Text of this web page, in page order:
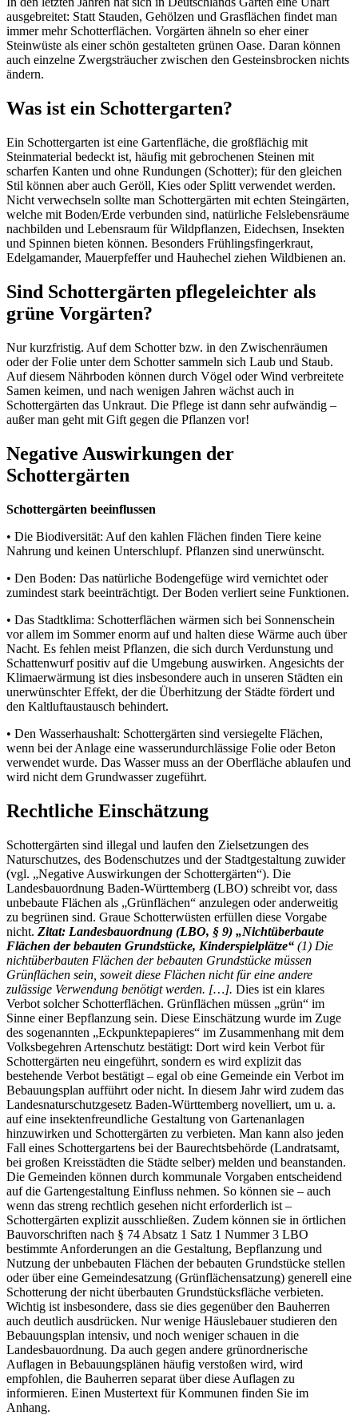
ausgebreitet: Statt Stauden, Gehölzen und Grasflächen findet man
immer mehr Schotterflächen. Vorgärten ähneln so eher einer
Steinwüste als einer schön gestalteten grünen Oase. Daran können
auch einzelne Zwergsträucher zwischen den Gesteinsbrocken nichts
ändern.
Was ist ein Schottergarten?
Ein Schottergarten ist eine Gartenfläche, die großflächig mit
Steinmaterial bedeckt ist, häufig mit gebrochenen Steinen mit
scharfen Kanten und ohne Rundungen (Schotter); für den gleichen
Stil können aber auch Geröll, Kies oder Splitt verwendet werden.
Nicht verwechseln sollte man Schottergärten mit echten Steingärten,
welche mit Boden/Erde verbunden sind, natürliche Felslebensräume
nachbilden und Lebensraum für Wildpflanzen, Eidechsen, Insekten
und Spinnen bieten können. Besonders Frühlingsfingerkraut,
Edelgamander, Mauerpfeffer und Hauhechel ziehen Wildbienen an.
Sind Schottergärten pflegeleichter als
grüne Vorgärten?
Nur kurzfristig. Auf dem Schotter bzw. in den Zwischenräumen
oder der Folie unter dem Schotter sammeln sich Laub und Staub.
Auf diesem Nährboden können durch Vögel oder Wind verbreitete
Samen keimen, und nach wenigen Jahren wächst auch in
Schottergärten das Unkraut. Die Pflege ist dann sehr aufwändig –
außer man geht mit Gift gegen die Pflanzen vor!
Negative Auswirkungen der
Schottergärten
Schottergärten beeinflussen
• Die Biodiversität: Auf den kahlen Flächen finden Tiere keine
Nahrung und keinen Unterschlupf. Pflanzen sind unerwünscht.
• Den Boden: Das natürliche Bodengefüge wird vernichtet oder
zumindest stark beeinträchtigt. Der Boden verliert seine Funktionen.
• Das Stadtklima: Schotterflächen wärmen sich bei Sonnenschein
vor allem im Sommer enorm auf und halten diese Wärme auch über
Nacht. Es fehlen meist Pflanzen, die sich durch Verdunstung und
Schattenwurf positiv auf die Umgebung auswirken. Angesichts der
Klimaerwärmung ist dies insbesondere auch in unseren Städten ein
unerwünschter Effekt, der die Überhitzung der Städte fördert und
den Kaltluftaustausch behindert.
• Den Wasserhaushalt: Schottergärten sind versiegelte Flächen,
wenn bei der Anlage eine wasserundurchlässige Folie oder Beton
verwendet wurde. Das Wasser muss an der Oberfläche ablaufen und
wird nicht dem Grundwasser zugeführt.
Rechtliche Einschätzung
Schottergärten sind illegal und laufen den Zielsetzungen des
Naturschutzes, des Bodenschutzes und der Stadtgestaltung zuwider
(vgl. „Negative Auswirkungen der Schottergärten“). Die
Landesbauordnung Baden-Württemberg (LBO) schreibt vor, dass
unbebaute Flächen als „Grünflächen“ anzulegen oder anderweitig
zu begrünen sind. Graue Schotterwüsten erfüllen diese Vorgabe
nicht. Zitat: Landesbauordnung (LBO, § 9) „Nichtüberbaute
Flächen der bebauten Grundstücke, Kinderspielplätze“ (1) Die
nichtüberbauten Flächen der bebauten Grundstücke müssen
Grünflächen sein, soweit diese Flächen nicht für eine andere
zulässige Verwendung benötigt werden. […]. Dies ist ein klares
Verbot solcher Schotterflächen. Grünflächen müssen „grün“ im
Sinne einer Bepflanzung sein. Diese Einschätzung wurde im Zuge
des sogenannten „Eckpunktepapieres“ im Zusammenhang mit dem
Volksbegehren Artenschutz bestätigt: Dort wird kein Verbot für
Schottergärten neu eingeführt, sondern es wird explizit das
bestehende Verbot bestätigt – egal ob eine Gemeinde ein Verbot im
Bebauungsplan aufführt oder nicht. In diesem Jahr wird zudem das
Landesnaturschutzgesetz Baden-Württemberg novelliert, um u. a.
auf eine insektenfreundliche Gestaltung von Gartenanlagen
hinzuwirken und Schottergärten zu verbieten. Man kann also jeden
Fall eines Schottergartens bei der Baurechtsbehörde (Landratsamt,
bei großen Kreisstädten die Städte selber) melden und beanstanden.
Die Gemeinden können durch kommunale Vorgaben entscheidend
auf die Gartengestaltung Einfluss nehmen. So können sie – auch
wenn das streng rechtlich gesehen nicht erforderlich ist –
Schottergärten explizit ausschließen. Zudem können sie in örtlichen
Bauvorschriften nach § 74 Absatz 1 Satz 1 Nummer 3 LBO
bestimmte Anforderungen an die Gestaltung, Bepflanzung und
Nutzung der unbebauten Flächen der bebauten Grundstücke stellen
oder über eine Gemeindesatzung (Grünflächensatzung) generell eine
Schotterung der nicht überbauten Grundstücksfläche verbieten.
Wichtig ist insbesondere, dass sie dies gegenüber den Bauherren
auch deutlich ausdrücken. Nur wenige Häuslebauer studieren den
Bebauungsplan intensiv, und noch weniger schauen in die
Landesbauordnung. Da auch gegen andere grünordnerische
Auflagen in Bebauungsplänen häufig verstoßen wird, wird
empfohlen, die Bauherren separat über diese Auflagen zu
informieren. Einen Mustertext für Kommunen finden Sie im
Anhang.